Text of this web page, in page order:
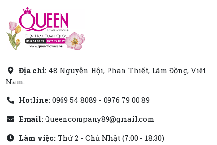
Địa chỉ: 48 Nguyễn Hội, Phan Thiết, Lâm Đồng, Việt
Nam.
Hotline: 0969 54 8089 - 0976 79 00 89
Email: Queencompany89@gmail.com
Làm việc: Thứ 2 - Chủ Nhật (7:00 - 18:30)